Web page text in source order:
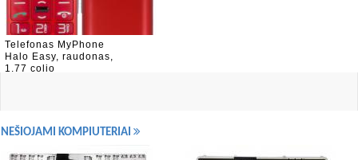
Telefonas MyPhone
Halo Easy, raudonas,
1.77 colio
NEŠIOJAMI KOMPIUTERIAI